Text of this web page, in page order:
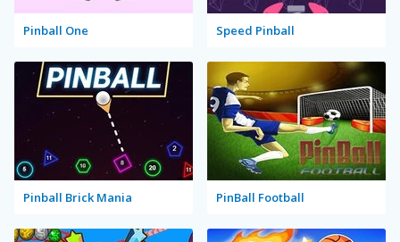
Pinball One Speed Pinball
Pinball Brick Mania PinBall Football